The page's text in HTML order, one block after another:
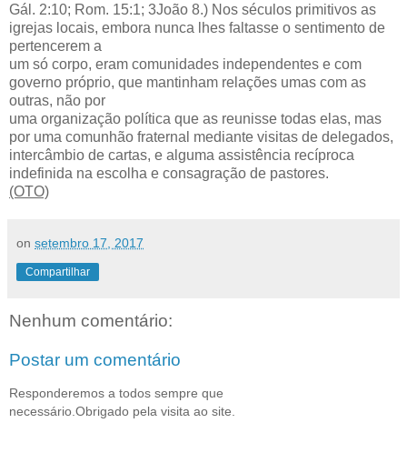
Gál. 2:10; Rom. 15:1; 3João 8.) Nos séculos primitivos as
igrejas locais, embora nunca lhes faltasse o sentimento de
pertencerem a
um só corpo, eram comunidades independentes e com
governo próprio, que mantinham relações umas com as
outras, não por
uma organização política que as reunisse todas elas, mas
por uma comunhão fraternal mediante visitas de delegados,
intercâmbio de cartas, e alguma assistência recíproca
indefinida na escolha e consagração de pastores.
(OTO)
on setembro 17, 2017
Compartilhar
Nenhum comentário:
Postar um comentário
Responderemos a todos sempre que
necessário.Obrigado pela visita ao site.